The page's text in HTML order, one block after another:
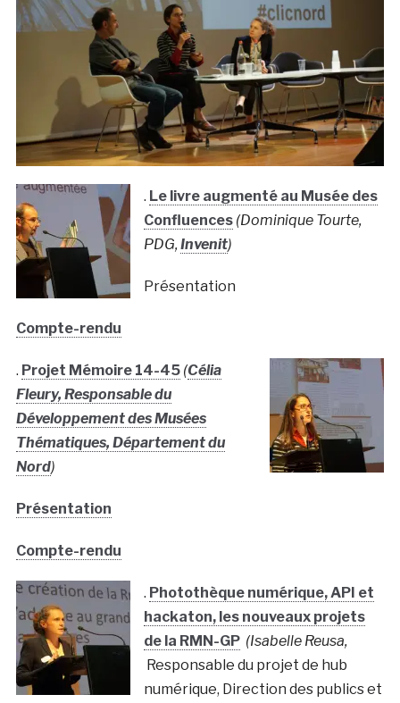
. Le livre augmenté au Musée des
Confluences (Dominique Tourte,
PDG,Invenit)
Présentation
Compte-rendu
. Projet Mémoire 14-45 (Célia
Fleury, Responsable du
Développement des Musées
Thématiques, Département du
Nord)
Présentation
Compte-rendu
. Photothèque numérique, API et
hackaton, les nouveaux projets
de la RMN-GP(Isabelle Reusa,
Responsable du projet de hub
numérique, Direction des publics et